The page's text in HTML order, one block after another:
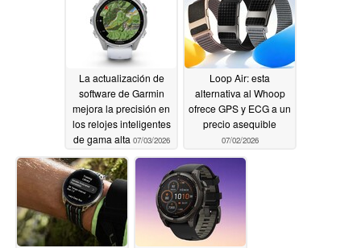
La actualización de
software de Garmin
mejora la precisión en
los relojes inteligentes
de gama alta 07/03/2026
Loop Air: esta
alternativa al Whoop
ofrece GPS y ECG a un
precio asequible
07/02/2026